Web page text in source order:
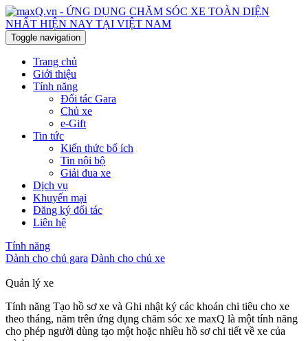
Toggle navigation
Trang chủ
Giới thiệu
Tính năng
Đối tác Gara
Chủ xe
e-Gift
Tin tức
Kiến thức bổ ích
Tin nội bộ
Giải đua xe
Dịch vụ
Khuyến mại
Đăng ký đối tác
Liên hệ
Tính năng
Dành cho chủ gara Dành cho chủ xe
Quản lý xe
Tính năng Tạo hồ sơ xe và Ghi nhật ký các khoản chi tiêu cho xe
theo tháng, năm trên ứng dụng chăm sóc xe maxQ là một tính năng
cho phép người dùng tạo một hoặc nhiều hồ sơ chi tiết về xe của